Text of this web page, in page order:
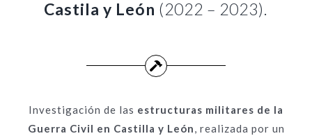
Castila y León (2022 – 2023).
Investigación de las estructuras militares de la
Guerra Civil en Castilla y León, realizada por un